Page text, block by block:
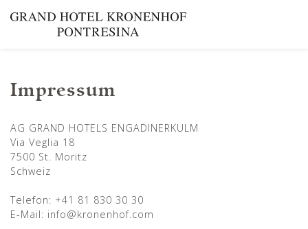
Impressum
AG GRAND HOTELS ENGADINERKULM
Via Veglia 18
7500 St. Moritz
Schweiz
Telefon: +41 81 830 30 30
E-Mail: info@kronenhof.com